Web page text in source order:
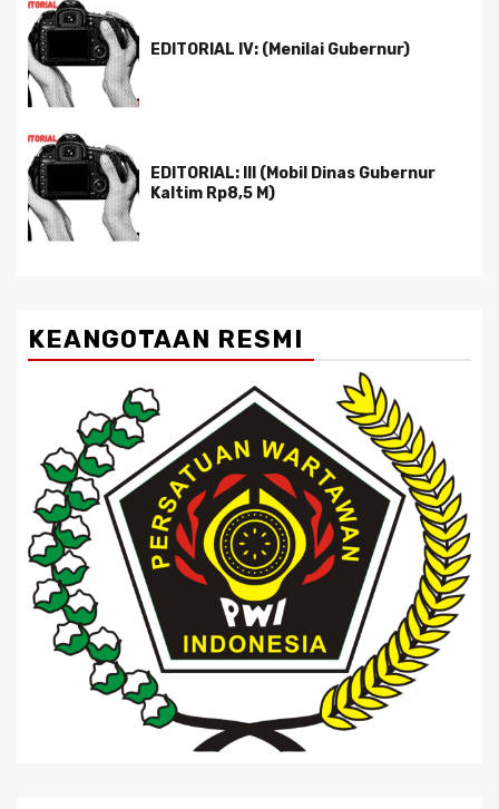
EDITORIAL IV: (Menilai Gubernur)
EDITORIAL: III (Mobil Dinas Gubernur
Kaltim Rp8,5 M)
KEANGOTAAN RESMI